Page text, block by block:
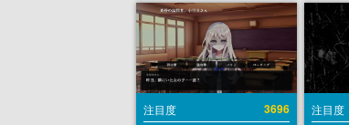
注目度 3696 注目度